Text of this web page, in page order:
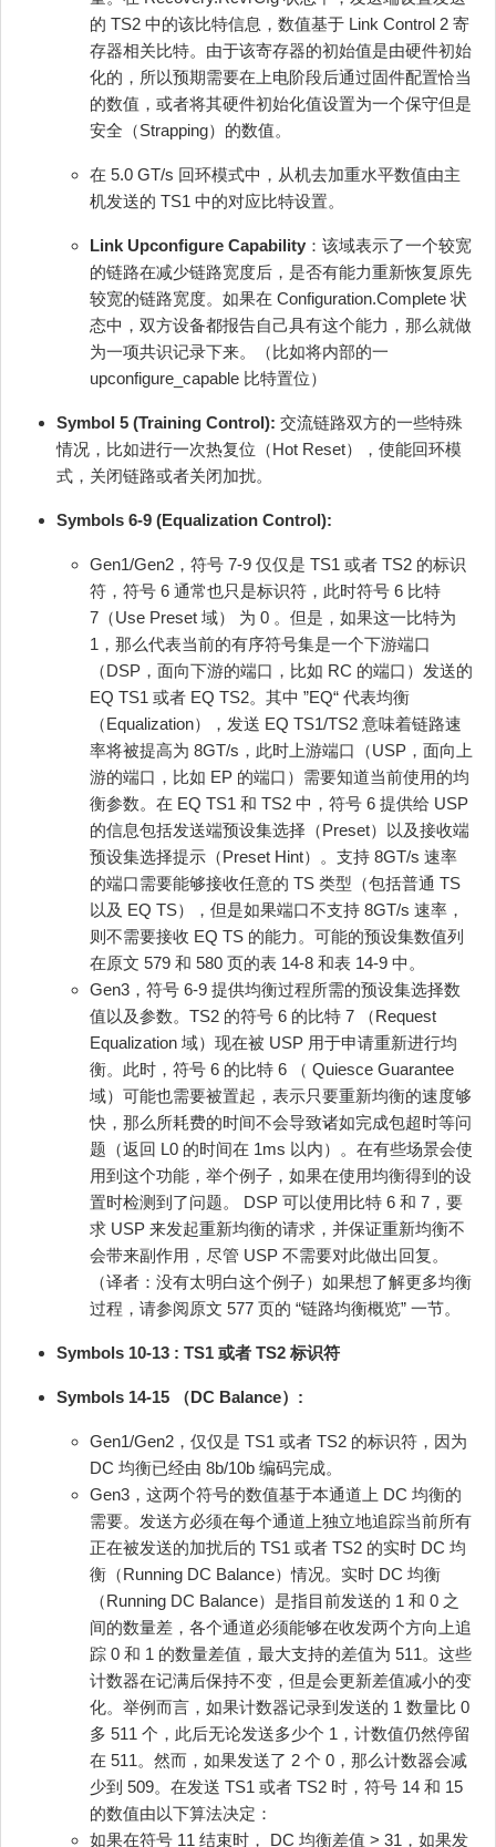
的 TS2 中的该比特信息，数值基于 Link Control 2 寄
存器相关比特。由于该寄存器的初始值是由硬件初始
化的，所以预期需要在上电阶段后通过固件配置恰当
的数值，或者将其硬件初始化值设置为一个保守但是
安全（Strapping）的数值。
在 5.0 GT/s 回环模式中，从机去加重水平数值由主
机发送的 TS1 中的对应比特设置。
Link Upconfigure Capability ：该域表示了一个较宽
的链路在减少链路宽度后，是否有能力重新恢复原先
较宽的链路宽度。如果在 Configuration.Complete 状
态中，双方设备都报告自己具有这个能力，那么就做
为一项共识记录下来。（比如将内部的一
upconfigure_capable 比特置位）
Symbol 5 (Training Control): 交流链路双方的一些特殊
情况，比如进行一次热复位（Hot Reset），使能回环模
式，关闭链路或者关闭加扰。
Symbols 6‐9 (Equalization Control):
Gen1/Gen2，符号 7-9 仅仅是 TS1 或者 TS2 的标识
符，符号 6 通常也只是标识符，此时符号 6 比特
7（Use Preset 域） 为 0 。但是，如果这一比特为
1，那么代表当前的有序符号集是一个下游端口
（DSP，面向下游的端口，比如 RC 的端口）发送的
EQ TS1 或者 EQ TS2。其中 ”EQ“ 代表均衡
（Equalization），发送 EQ TS1/TS2 意味着链路速
率将被提高为 8GT/s，此时上游端口（USP，面向上
游的端口，比如 EP 的端口）需要知道当前使用的均
衡参数。在 EQ TS1 和 TS2 中，符号 6 提供给 USP
的信息包括发送端预设集选择（Preset）以及接收端
预设集选择提示（Preset Hint）。支持 8GT/s 速率
的端口需要能够接收任意的 TS 类型（包括普通 TS
以及 EQ TS），但是如果端口不支持 8GT/s 速率，
则不需要接收 EQ TS 的能力。可能的预设集数值列
在原文 579 和 580 页的表 14-8 和表 14-9 中。
Gen3，符号 6-9 提供均衡过程所需的预设集选择数
值以及参数。TS2 的符号 6 的比特 7 （Request
Equalization 域）现在被 USP 用于申请重新进行均
衡。此时，符号 6 的比特 6 （ Quiesce Guarantee
域）可能也需要被置起，表示只要重新均衡的速度够
快，那么所耗费的时间不会导致诸如完成包超时等问
题（返回 L0 的时间在 1ms 以内）。在有些场景会使
用到这个功能，举个例子，如果在使用均衡得到的设
置时检测到了问题。 DSP 可以使用比特 6 和 7，要
求 USP 来发起重新均衡的请求，并保证重新均衡不
会带来副作用，尽管 USP 不需要对此做出回复。
（译者：没有太明白这个例子）如果想了解更多均衡
过程，请参阅原文 577 页的 “链路均衡概览” 一节。
Symbols 10‐13 : TS1 或者 TS2 标识符
Symbols 14-15 （DC Balance）:
Gen1/Gen2，仅仅是 TS1 或者 TS2 的标识符，因为
DC 均衡已经由 8b/10b 编码完成。
Gen3，这两个符号的数值基于本通道上 DC 均衡的
需要。发送方必须在每个通道上独立地追踪当前所有
正在被发送的加扰后的 TS1 或者 TS2 的实时 DC 均
衡（Running DC Balance）情况。实时 DC 均衡
（Running DC Balance）是指目前发送的 1 和 0 之
间的数量差，各个通道必须能够在收发两个方向上追
踪 0 和 1 的数量差值，最大支持的差值为 511。这些
计数器在记满后保持不变，但是会更新差值减小的变
化。举例而言，如果计数器记录到发送的 1 数量比 0
多 511 个，此后无论发送多少个 1，计数值仍然停留
在 511。然而，如果发送了 2 个 0，那么计数器会减
少到 509。在发送 TS1 或者 TS2 时，符号 14 和 15
的数值由以下算法决定：
如果在符号 11 结束时， DC 均衡差值 > 31，如果发